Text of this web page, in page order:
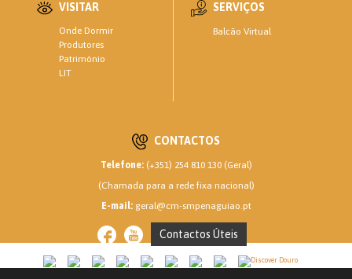
VISITAR
Onde Dormir
Produtores
Património
LIT
SERVIÇOS
Balcão Virtual
CONTACTOS
Telefone:(+351) 254 810 130 (Geral)
(Chamada para a rede fixa nacional)
E-mail:geral@cm-smpenaguiao.pt
Contactos Úteis